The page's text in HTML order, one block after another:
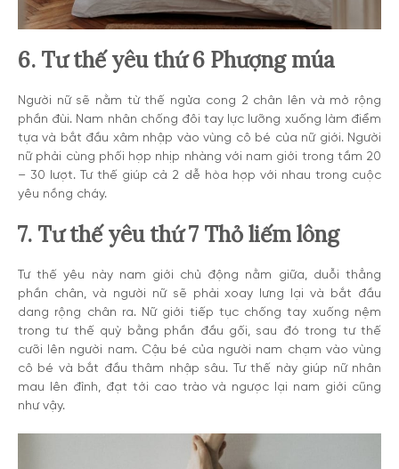
6. Tư thế yêu thứ 6 Phượng múa
Người nữ sẽ nằm từ thế ngửa cong 2 chân lên và mở rộng
phần đùi. Nam nhân chống đôi tay lực lưỡng xuống làm điểm
tựa và bắt đầu xâm nhập vào vùng cô bé của nữ giới. Người
nữ phải cùng phối hợp nhịp nhàng với nam giới trong tầm 20
– 30 lượt. Tư thế giúp cả 2 dễ hòa hợp với nhau trong cuộc
yêu nồng cháy.
7. Tư thế yêu thứ 7 Thỏ liếm lông
Tư thế yêu này nam giới chủ động nằm giữa, duỗi thẳng
phần chân, và người nữ sẽ phải xoay lưng lại và bắt đầu
dang rộng chân ra. Nữ giới tiếp tục chống tay xuống nệm
trong tư thế quỳ bằng phần đầu gối, sau đó trong tư thế
cưỡi lên người nam. Cậu bé của người nam chạm vào vùng
cô bé và bắt đầu thâm nhập sâu. Tư thế này giúp nữ nhân
mau lên đỉnh, đạt tới cao trào và ngược lại nam giới cũng
như vậy.